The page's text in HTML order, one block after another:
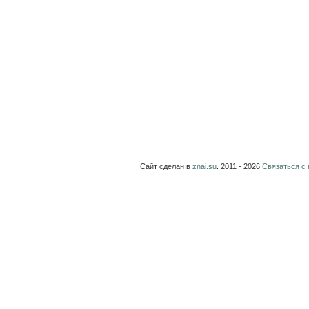
Сайт сделан в znai.su . 2011 - 2026 Связаться с